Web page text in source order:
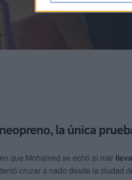
la única
que Mohamed se echó al mar
cruzar a nado desde la ciudad